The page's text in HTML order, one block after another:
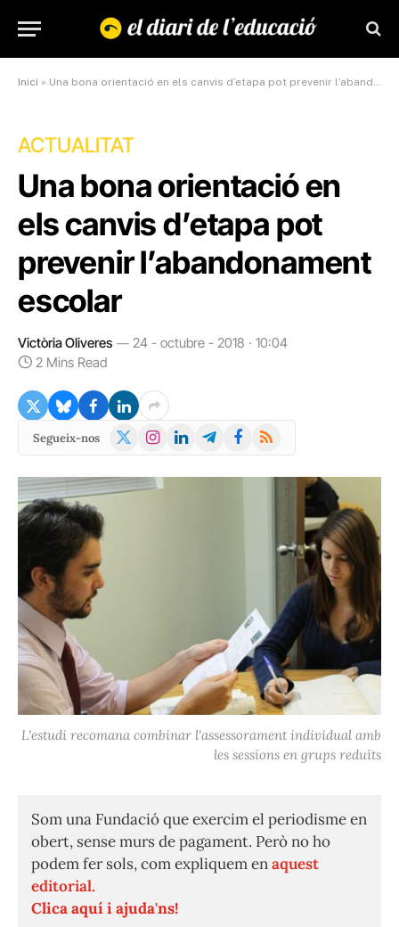
Inici » Una bona orientació en els canvis d’etapa pot prevenir l’abandonament escolar
ACTUALITAT
Una bona orientació en
els canvis d’etapa pot
prevenir l’abandonament
escolar
Victòria Oliveres
24 - octubre - 2018 · 10:04
2 Mins Read
Segueix-nos
X
Instagram
LinkedInTelegramFacebook
RSS
L'estudi recomana combinar l'assessorament individual amb
les sessions en grups reduïts
Som una Fundació que exercim el periodisme en
obert, sense murs de pagament. Però no ho
podem fer sols, com expliquem enaquest
editorial.
Clica aquí i ajuda'ns!